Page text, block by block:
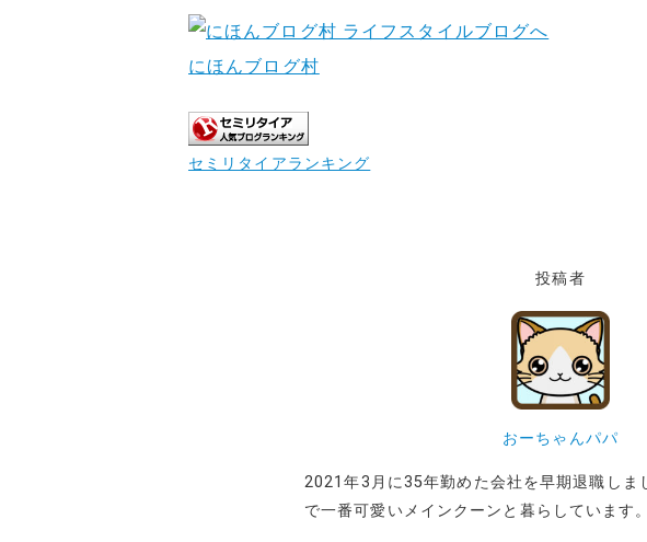
にほんブログ村
セミリタイアランキング
投稿者
おーちゃんパパ
2021年3月に35年勤めた会社を早期退職しま
で一番可愛いメインクーンと暮らしています。